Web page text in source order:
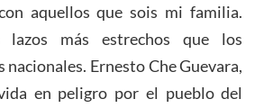
aquellos que sois mi familia.
lazos más estrechos que los
nacionales. Ernesto Che Guevara,
en peligro por el pueblo del